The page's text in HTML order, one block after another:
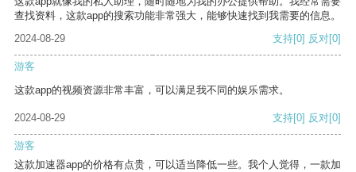
查找资料，这款app的搜索功能非常强大，能够快速找到我需要的信息。
2024-08-29
支持[0] 反对[0]
游客
这款app的视频资源非常丰富，可以满足我不同的娱乐需求。
2024-08-29 支持[0] 反对[0]
游客
这款加速器app的价格有点贵，可以适当降低一些。我个人觉得，一款加